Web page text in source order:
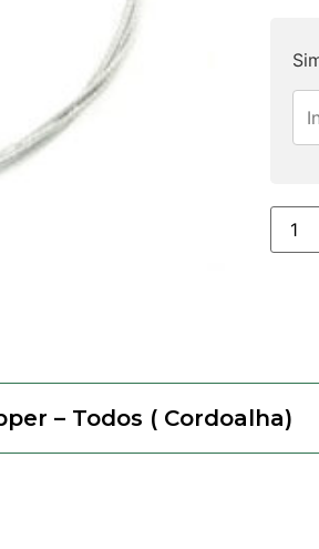
– Todos ( Cordoalha)